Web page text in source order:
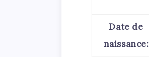
Date de
naissance: